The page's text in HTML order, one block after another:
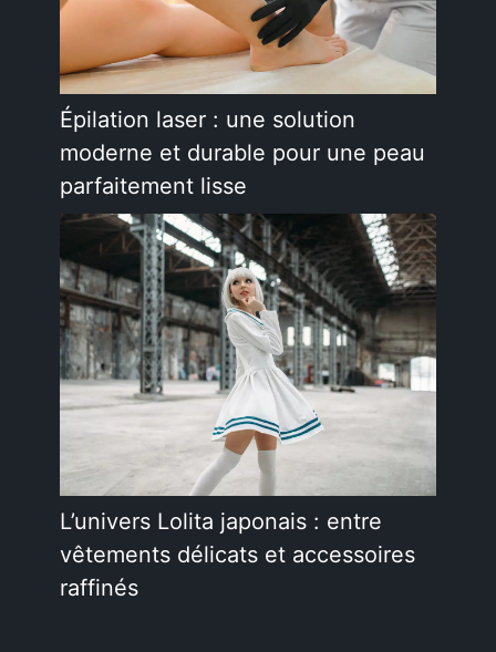
Épilation laser : une solution
moderne et durable pour une peau
parfaitement lisse
L’univers Lolita japonais : entre
vêtements délicats et accessoires
raffinés